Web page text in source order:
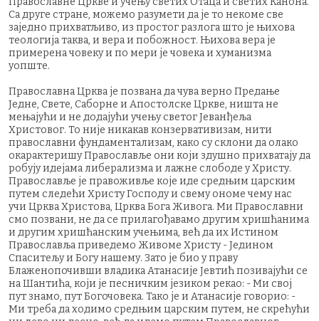
Са друге стране, можемо разумети да је то некоме све
заједно прихватљиво, из простог разлога што је њихова
теологија таква, и вера и побожност. Њихова вера је
примерена човеку и по мери је човека и хуманизма
уопште.
Православна Црква је позвана да чува верно Предање
Једне, Свете, Саборне и Апостолске Цркве, ништа не
мењајући и не додајући учењу светог Јеванђеља
Христовог. То није никакав конзервативизам, нити
православни фундаментализам, како су склони да олако
окарактеришу Православље они који здушно прихватају да
робују идејама либерализма и лажне слободе у Христу.
Православље је правоживље које иде средњим царским
путем следећи Христу Господу и свему ономе чему нас
учи Црква Христова, Црква Бога Живога. Ми Православни
смо позвани, не да се прилагођавамо другим хришћанима
и другим хришћанским учењима, већ да их Истином
Православља приведемо Живоме Христу - Једином
Спаситељу и Богу нашему. Зато је био у праву
Блаженопочивши владика Атанасије Јевтић позивајући се
на Шантића, који је песничким језиком рекао: - Ми свој
пут знамо, пут Богочовека. Тако је и Атанасије говорио: -
Ми треба да ходимо средњим царским путем, не скрећући